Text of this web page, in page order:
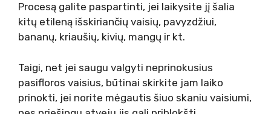
Procesą galite paspartinti, jei laikysite jį šalia
kitų etileną išskiriančių vaisių, pavyzdžiui,
bananų, kriaušių, kivių, mangų ir kt.
Taigi, net jei saugu valgyti neprinokusius
pasifloros vaisius, būtinai skirkite jam laiko
prinokti, jei norite mėgautis šiuo skaniu vaisiumi,